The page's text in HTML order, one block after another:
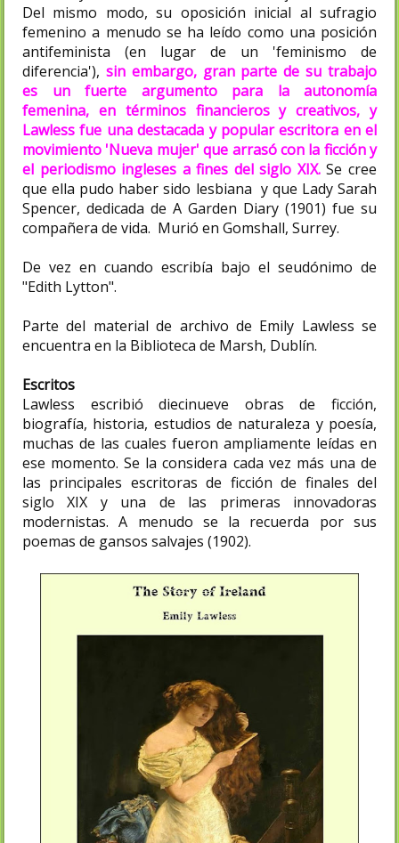
Del mismo modo, su oposición inicial al sufragio
femenino a menudo se ha leído como una posición
antifeminista (en lugar de un 'feminismo de
diferencia'), sin embargo, gran parte de su trabajo
es un fuerte argumento para la autonomía
femenina, en términos financieros y creativos, y
Lawless fue una destacada y popular escritora en el
movimiento 'Nueva mujer' que arrasó con la ficción y
el periodismo ingleses a fines del siglo XIX.Se cree
que ella pudo haber sido lesbiana y que Lady Sarah
Spencer, dedicada de A Garden Diary (1901) fue su
compañera de vida. Murió en Gomshall, Surrey.
De vez en cuando escribía bajo el seudónimo de
"Edith Lytton".
Parte del material de archivo de Emily Lawless se
encuentra en la Biblioteca de Marsh, Dublín.
Escritos
Lawless escribió diecinueve obras de ficción,
biografía, historia, estudios de naturaleza y poesía,
muchas de las cuales fueron ampliamente leídas en
ese momento. Se la considera cada vez más una de
las principales escritoras de ficción de finales del
siglo XIX y una de las primeras innovadoras
modernistas. A menudo se la recuerda por sus
poemas de gansos salvajes (1902).